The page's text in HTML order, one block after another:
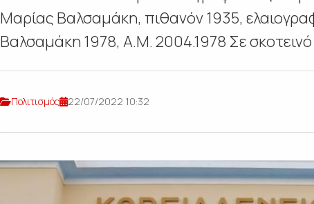
Μαρίας Βαλσαμάκη, πιθανόν 1935,
Βαλσαμάκη 1978, Α.Μ. 2004.1978 Σε
Πολιτισμός 22/07/2022 10:32